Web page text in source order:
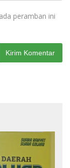
peramban ini